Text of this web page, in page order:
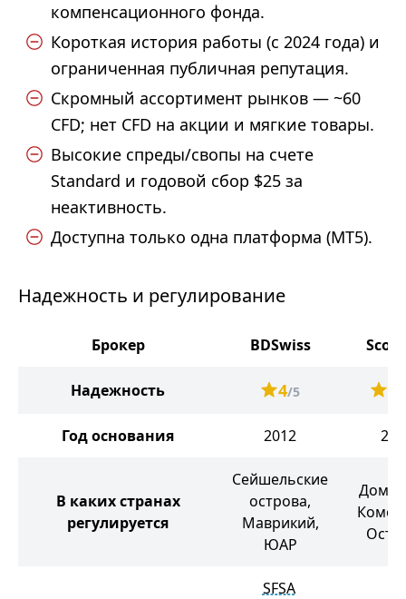
компенсационного фонда.
Короткая история работы (с 2024 года) и
ограниченная публичная репутация.
Скромный ассортимент рынков — ~60
CFD; нет CFD на акции и мягкие товары.
Высокие спреды/свопы на счете
Standard и годовой сбор $25 за
неактивность.
Доступна только одна платформа (MT5).
Надежность и регулирование
Брокер BDSwiss
Надежность 4/5
Год основания 2012
В каких странах
регулируется
Сейшельские
острова,
Маврикий,
ЮАР
SFSA